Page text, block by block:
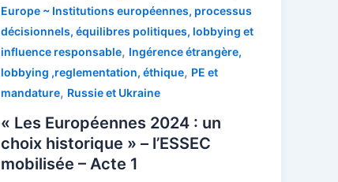
Europe ~ Institutions européennes, processus
décisionnels, équilibres politiques, lobbying et
influence responsable, Ingérence étrangère,
lobbying ,reglementation, éthique, PE et
mandature, Russie et Ukraine
« Les Européennes 2024 : un
choix historique » – l’ESSEC
mobilisée – Acte 1